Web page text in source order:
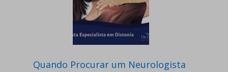
Quando Procurar um Neurologista